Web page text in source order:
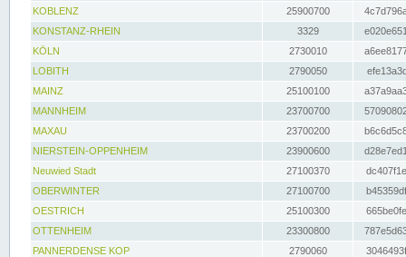
KOBLENZ
25900700
KONSTANZ-RHEIN
3329
KÖLN
2730010
LOBITH
2790050
MAINZ
25100100
MANNHEIM
23700700
MAXAU
23700200
NIERSTEIN-OPPENHEIM
23900600
Neuwied Stadt
27100370
OBERWINTER
27100700
OESTRICH
25100300
OTTENHEIM
23300800
PANNERDENSE KOP
2790060